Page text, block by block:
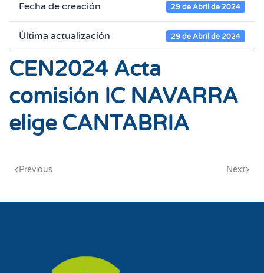
Fecha de creación 29 de Abril de 2024
Última actualización 29 de Abril de 2024
CEN2024 Acta
comisión IC NAVARRA
elige CANTABRIA
Previous Next